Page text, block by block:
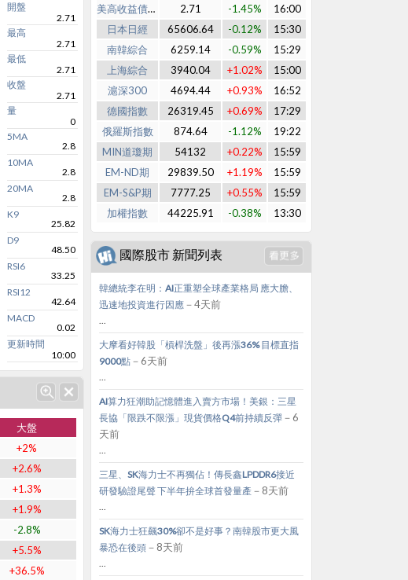
開盤
2.71
最高
2.71
最低
2.71
收盤
2.71
量
0
5MA
2.8
10MA
2.8
20MA
2.8
K9
25.82
D9
48.50
RSI6
33.25
RSI12
42.64
MACD
0.02
更新時間
10:00
大盤
+2%
+2.6%
+1.3%
+1.9%
-2.8%
+5.5%
+36.5%
美高收益債利差
2.71 -1.45%
16:00
日本日經
65606.64 -0.12%
15:30
南韓綜合
6259.14 -0.59%
15:29
上海綜合
3940.04 +1.02%
15:00
滬深300
4694.44 +0.93%
16:52
德國指數
26319.45 +0.69%
17:29
俄羅斯指數
874.64 -1.12%
19:22
MIN道瓊期
54132 +0.22%
15:59
EM-ND期
29839.50 +1.19%
15:59
EM-S&P期
7777.25 +0.55%
15:59
加權指數
44225.91 -0.38% 13:30
國際股市 新聞列表
韓總統李在明：AI正重塑全球產業格局 應大膽、
迅速地投資進行因應 －4天前
...
大摩看好韓股「槓桿洗盤」後再漲36% 目標直指
9000點 －6天前
...
AI算力狂潮助記憶體進入賣方市場！美銀：三星
長協「限跌不限漲」現貨價格Q4前持續反彈 －6
天前
...
三星、SK海力士不再獨佔！傳長鑫LPDDR6接近
研發驗證尾聲 下半年拚全球首發量產 －8天前
...
SK海力士狂飆30%卻不是好事？南韓股市更大風
暴恐在後頭 －8天前
...